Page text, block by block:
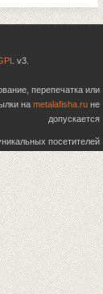
v3.
перепечатка или
на metalafisha.ru не
допускается
посетителей